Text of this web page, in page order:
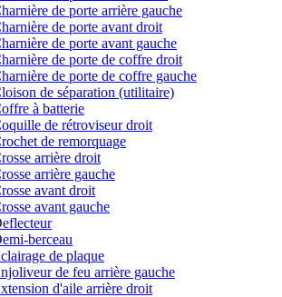
de porte arrière gauche
de porte avant droit
de porte avant gauche
de porte de coffre droit
de porte de coffre gauche
de séparation (utilitaire)
à batterie
de rétroviseur droit
de remorquage
arrière droit
arrière gauche
avant droit
avant gauche
berceau
de plaque
de feu arrière gauche
d'aile arrière droit